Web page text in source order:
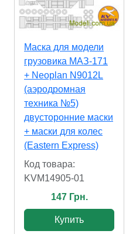
Маска для модели
грузовика МАЗ-171
+ Neoplan N9012L
(аэродромная
техника №5)
двусторонние маски
+ маски для колес
(Eastern Express)
Код товара:
KVM14905-01
147 Грн.
Купить